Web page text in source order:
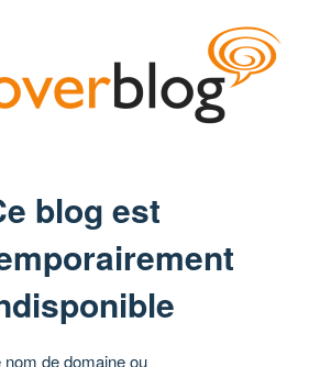
blog est
nom de domaine ou